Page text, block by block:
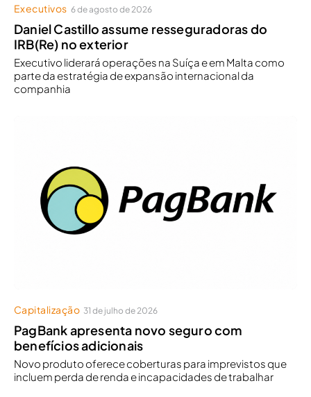
Executivos 6 de agosto de 2026
Daniel Castillo assume resseguradoras do
IRB(Re) no exterior
Executivo liderará operações na Suíça e em Malta como
parte da estratégia de expansão internacional da
companhia
Capitalização 31 de julho de 2026
PagBank apresenta novo seguro com
benefícios adicionais
Novo produto oferece coberturas para imprevistos que
incluem perda de renda e incapacidades de trabalhar